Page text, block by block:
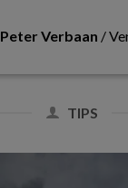
Peter Verbaan /
TIPS